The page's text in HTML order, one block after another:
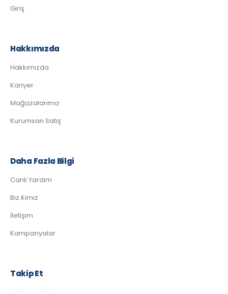
Giriş
Hakkımızda
Hakkımızda
Kariyer
Mağazalarımız
Kurumsan Satış
Daha Fazla Bilgi
Canlı Yardım
Biz Kimiz
İletişim
Kampanyalar
Takip Et